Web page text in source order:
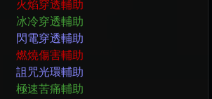
火焰穿透輔助
冰冷穿透輔助
閃電穿透輔助
燃燒傷害輔助
詛咒光環輔助
極速苦痛輔助